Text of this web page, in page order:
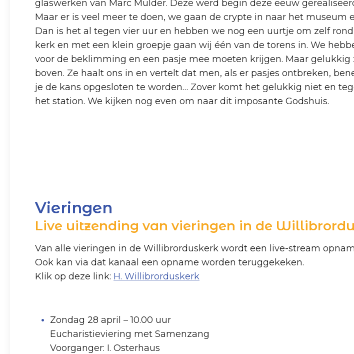
glaswerken van Marc Mulder. Deze werd begin deze eeuw
Maar er is veel meer te doen, we gaan de crypte in naar het
Dan is het al tegen vier uur en hebben we nog een uurtje om zelf
kerk en met een klein groepje gaan wij één van de torens in. We
voor de beklimming en een pasje mee moeten krijgen. Maar
boven. Ze haalt ons in en vertelt dat men, als er pasjes ontbreken,
je de kans opgesloten te worden… Zover komt het gelukkig niet en
het station. We kijken nog even om naar dit imposante Godshuis.
Vieringen
Live uitzending van vieringen in de
Van alle vieringen in de Willibrorduskerk wordt een live-stream
Ook kan via dat kanaal een opname worden teruggekeken.
Klik op deze link: H. Willibrorduskerk
Zondag 28 april – 10.00 uur
Eucharistieviering met Samenzang
Voorganger: I. Osterhaus